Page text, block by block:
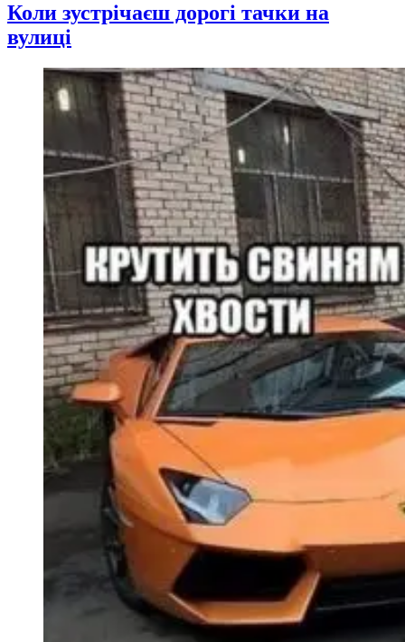
Коли зустрічаєш дорогі тачки на
вулиці